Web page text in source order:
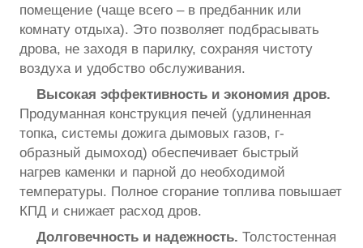
помещение (чаще всего – в предбанник или
комнату отдыха). Это позволяет подбрасывать
дрова, не заходя в парилку, сохраняя чистоту
воздуха и удобство обслуживания.
Высокая эффективность и экономия дров.
Продуманная конструкция печей (удлиненная
топка, системы дожига дымовых газов, г-
образный дымоход) обеспечивает быстрый
нагрев каменки и парной до необходимой
температуры. Полное сгорание топлива повышает
КПД и снижает расход дров.
Долговечность и надежность. Толстостенная